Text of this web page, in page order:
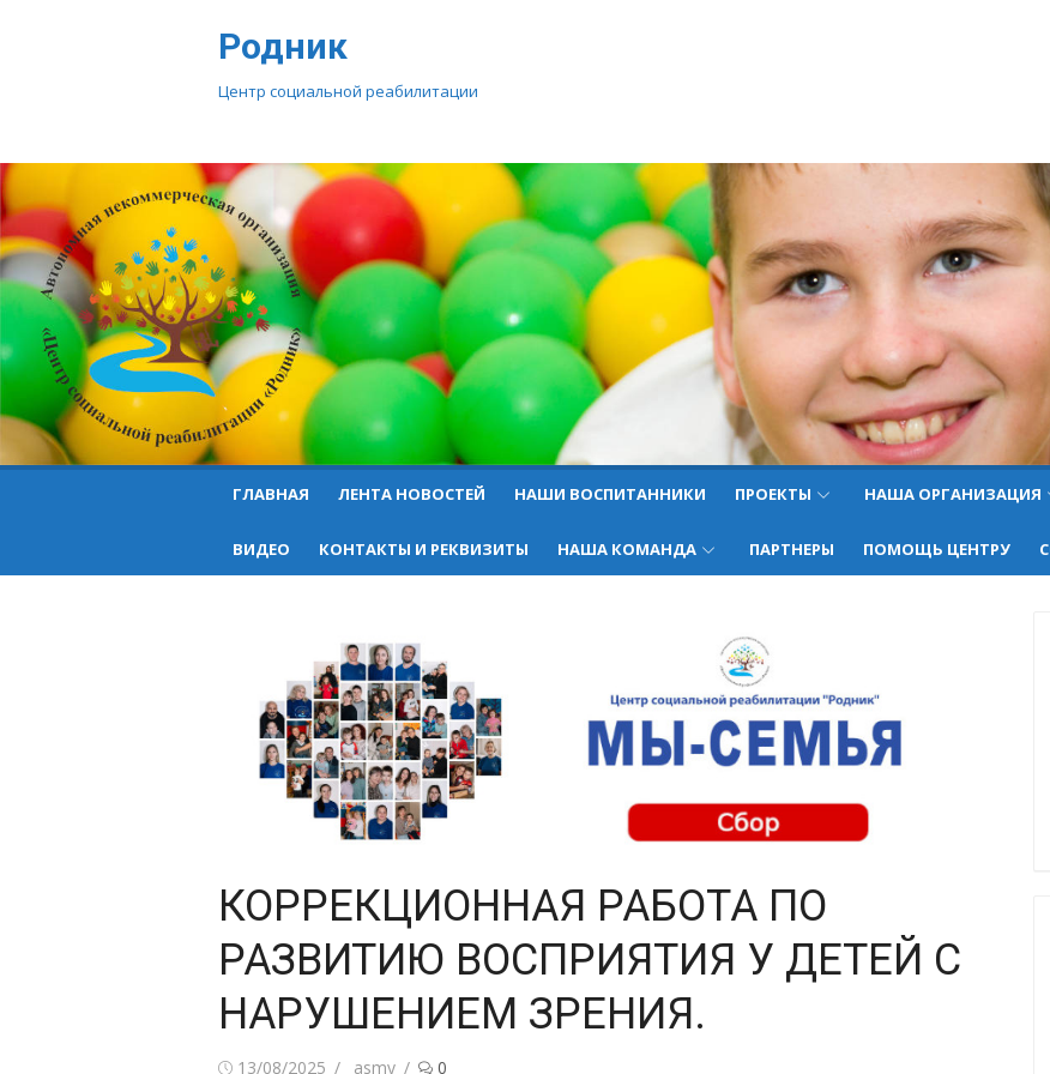
Родник
Центр социальной реабилитации
ГЛАВНАЯ ЛЕНТА НОВОСТЕЙ НАШИ ВОСПИТАННИКИ ПРОЕКТЫ НАША ОРГАНИЗАЦИЯ
ВИДЕО КОНТАКТЫ И РЕКВИЗИТЫ НАША КОМАНДА ПАРТНЕРЫ ПОМОЩЬ ЦЕНТРУ
КОРРЕКЦИОННАЯ РАБОТА ПО
РАЗВИТИЮ ВОСПРИЯТИЯ У ДЕТЕЙ С
НАРУШЕНИЕМ ЗРЕНИЯ.
Posted
13/08/2025 Author
asmy 0